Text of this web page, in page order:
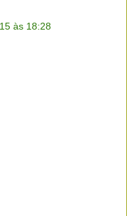
às 18:28